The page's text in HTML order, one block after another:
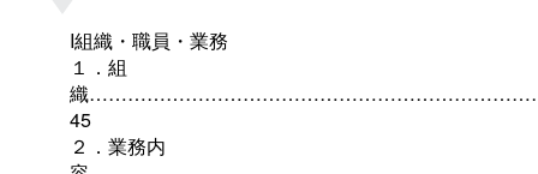
I組織・職員・業務
１．組
織
45
２．業務内